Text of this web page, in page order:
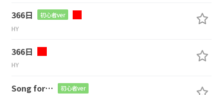
366日 初心者ver
HY
366日
HY
Song for… 初心者ver